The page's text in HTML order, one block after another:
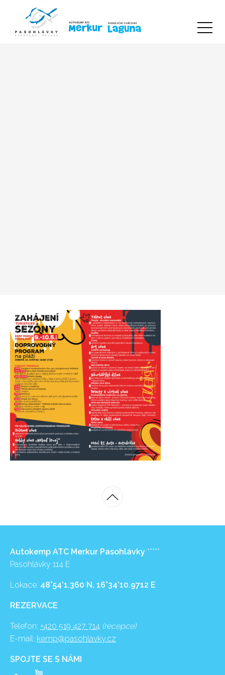
Autokemp ATC Merkur Pasohlávky *****
Pasohlávky 114 E
Lokace: 48°54’1.360 N, 16°34’10.9712 E
REZERVACE
Telefon: +420 519 427 714 (recepce)
E-mail: kemp@pasohlavky.cz
SPOJTE SE S NÁMI